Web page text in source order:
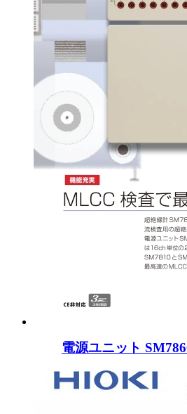
電源ユニット